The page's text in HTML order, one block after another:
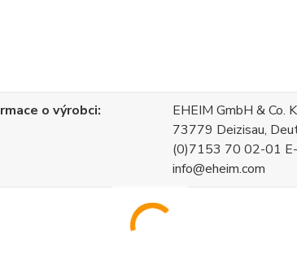
o výrobci
EHEIM GmbH & Co.
73779 Deizisau,
(0)7153 70 02-01
info@eheim.com